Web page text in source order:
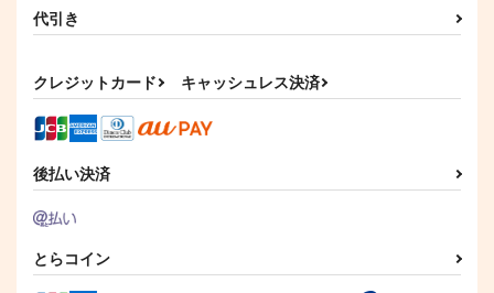
代引き
クレジットカード キャッシュレス決済
後払い決済
とらコイン